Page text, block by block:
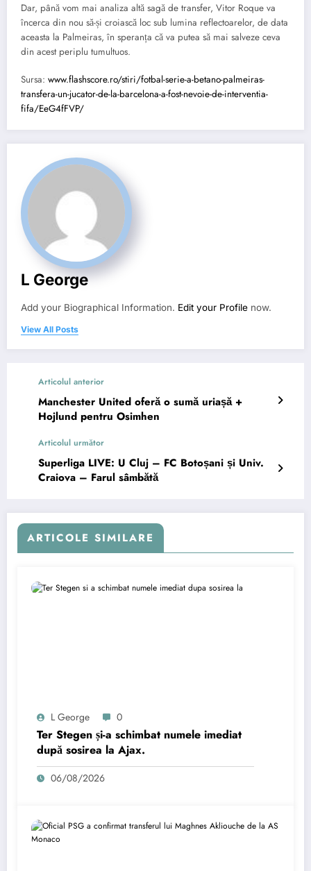
Dar, până vom mai analiza altă sagă de transfer, Vitor Roque va
încerca din nou să-și croiască loc sub lumina reflectoarelor, de data
aceasta la Palmeiras, în speranța că va putea să mai salveze ceva
din acest periplu tumultuos.
Sursa: www.flashscore.ro/stiri/fotbal-serie-a-betano-palmeiras-
transfera-un-jucator-de-la-barcelona-a-fost-nevoie-de-interventia-
fifa/EeG4fFVP/
L George
Add your Biographical Information. Edit your Profile now.
View All Posts
Articolul anterior
Manchester United oferă o sumă uriașă +
Hojlund pentru Osimhen
Articolul următor
Superliga LIVE: U Cluj – FC Botoșani și Univ.
Craiova – Farul sâmbătă
ARTICOLE SIMILARE
L George 0
Ter Stegen și-a schimbat numele imediat
după sosirea la Ajax.
06/08/2026